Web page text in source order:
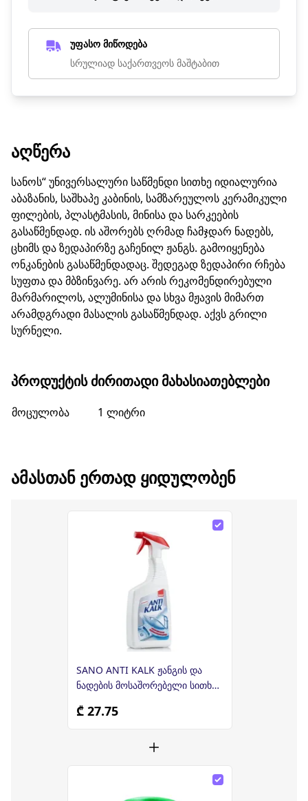
უფასო მიწოდება
სრულიად საქართვეოს მაშტაბით
ᲐᲦᲬᲔᲠᲐ
სანოს“ უნივერსალური საწმენდი სითხე იდიალურია
აბაზანის, საშხაპე კაბინის, სამზარეულოს კერამიკული
ფილების, პლასტმასის, მინისა და სარკეების
გასაწმენდად. ის აშორებს ღრმად ჩამჯდარ ნადებს,
ცხიმს და ზედაპირზე გაჩენილ ჟანგს. გამოიყენება
ონკანების გასაწმენდადაც. შედეგად ზედაპირი რჩება
სუფთა და მბზინვარე. არ არის რეკომენდირებული
მარმარილოს, ალუმინისა და სხვა მჟავის მიმართ
არამდგრადი მასალის გასაწმენდად. აქვს გრილი
სურნელი.
ᲞᲠᲝᲓᲣᲥᲢᲘᲡ ᲫᲘᲠᲘᲗᲐᲓᲘ ᲛᲐᲮᲐᲡᲘᲐᲗᲔᲑᲚᲔᲑᲘ
მოცულობა 1 ლიტრი
ᲐᲛᲐᲡᲗᲐᲜ ᲔᲠᲗᲐᲓ ᲧᲘᲓᲣᲚᲝᲑᲔᲜ
SANO ANTI KALK ჟანგის და
ნადების მოსაშორებელი სითხე
₾ 27.75